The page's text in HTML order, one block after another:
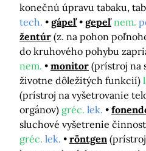
konečnú úpravu tabaku,
tech.
gápeľ gepeľ nem.
žentúr (z. na pohon
do kruhového pohybu
nem.
monitor (prístroj na
životne dôležitých funkcií)
(prístroj na vyšetrovanie
orgánov) gréc. lek.
sluchové vyšetrenie
gréc. lek. röntgen